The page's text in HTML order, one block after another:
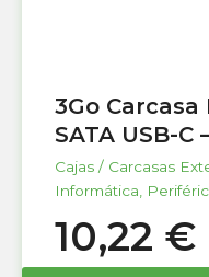
3Go Carcasa
SATA USB-C
Cajas / Carcasas
Informática
10,22 €